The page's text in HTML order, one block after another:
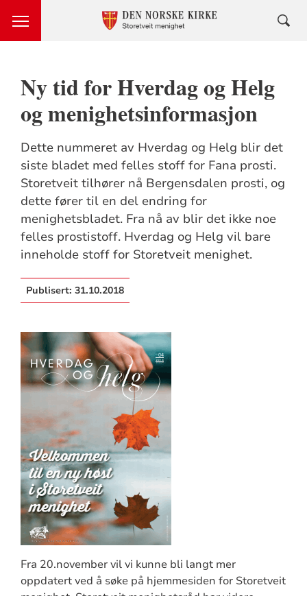
Ny tid for Hverdag og Helg
og menighetsinformasjon
Dette nummeret av Hverdag og Helg blir det
siste bladet med felles stoff for Fana prosti.
Storetveit tilhører nå Bergensdalen prosti, og
dette fører til en del endring for
menighetsbladet. Fra nå av blir det ikke noe
felles prostistoff. Hverdag og Helg vil bare
inneholde stoff for Storetveit menighet.
Publisert: 31.10.2018
Fra 20.november vil vi kunne bli langt mer
oppdatert ved å søke på hjemmesiden for Storetveit